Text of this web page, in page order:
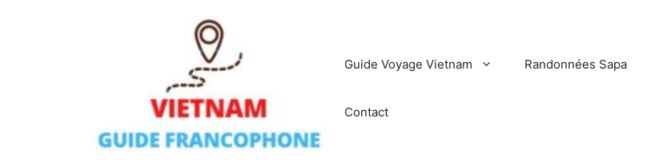
Guide Voyage Vietnam Randonnées Sapa
Contact